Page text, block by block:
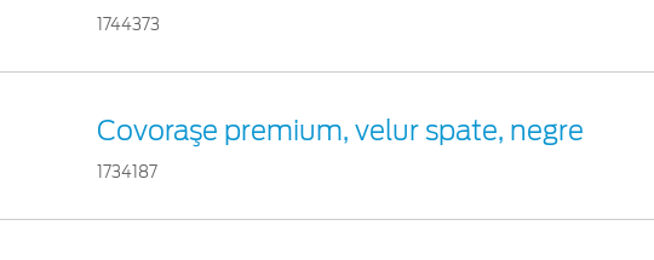
1744373
Covoraşe premium, velur spate, negre
1734187